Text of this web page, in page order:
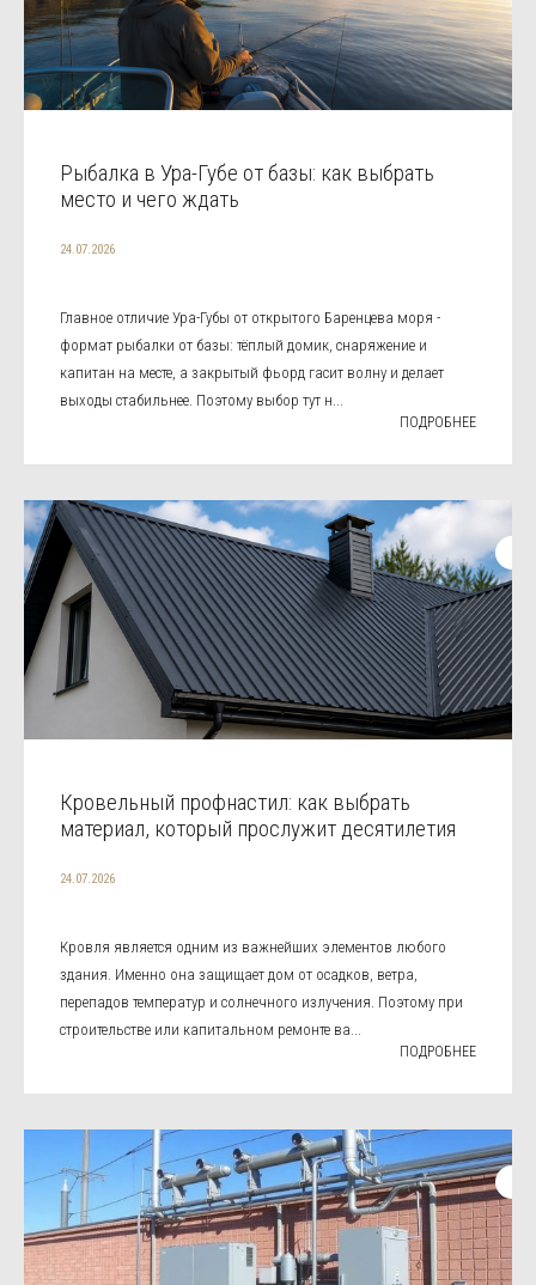
Рыбалка в Ура-Губе от базы: как выбрать
место и чего ждать
24.07.2026
Главное отличие Ура-Губы от открытого Баренцева моря -
формат рыбалки от базы: тёплый домик, снаряжение и
капитан на месте, а закрытый фьорд гасит волну и делает
выходы стабильнее. Поэтому выбор тут н...
ПОДРОБНЕЕ
Кровельный профнастил: как выбрать
материал, который прослужит десятилетия
24.07.2026
Кровля является одним из важнейших элементов любого
здания. Именно она защищает дом от осадков, ветра,
перепадов температур и солнечного излучения. Поэтому при
строительстве или капитальном ремонте ва...
ПОДРОБНЕЕ